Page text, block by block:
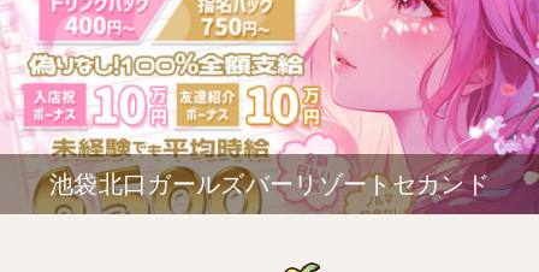
池袋北口ガールズバーリゾートセカンド